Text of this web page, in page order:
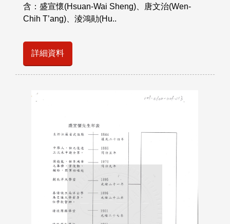
含：盛宣懷(Hsuan-Wai Sheng)、唐文治(Wen-
Chih T’ang)、淩鴻勛(Hu..
詳細資料